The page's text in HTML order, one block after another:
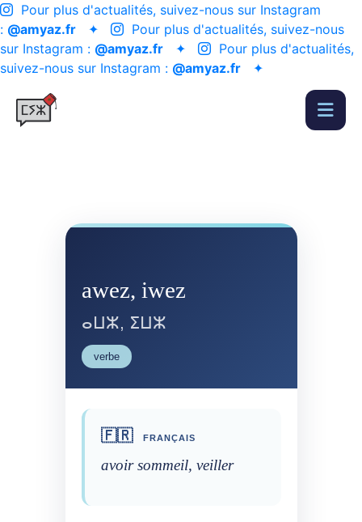
Pour plus d'actualités, suivez-nous sur Instagram
: @amyaz.fr ✦
Pour plus d'actualités, suivez-nous
sur Instagram : @amyaz.fr ✦
Pour plus d'actualités,
suivez-nous sur Instagram : @amyaz.fr ✦
awez, iwez
ⴰⵡⵣ, ⵉⵡⵣ
verbe
🇫🇷 FRANÇAIS
avoir sommeil, veiller